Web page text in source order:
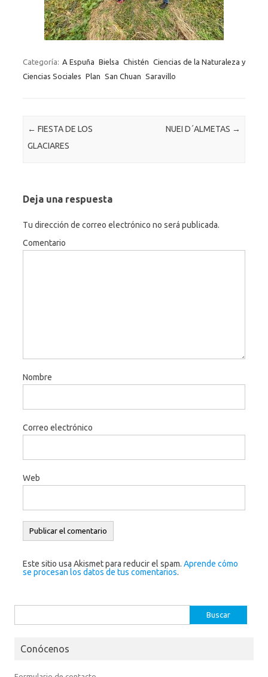
Categoría: A Espuña Bielsa Chistén Ciencias de la Naturaleza y
Ciencias Sociales Plan San Chuan Saravillo
Navegación de entradas
← FIESTA DE LOS
GLACIARES
NUEI D´ALMETAS →
Deja una respuesta
Tu dirección de correo electrónico no será publicada.
Comentario
Nombre
Correo electrónico
Web
Este sitio usa Akismet para reducir el spam. Aprende cómo
se procesan los datos de tus comentarios.
Conócenos